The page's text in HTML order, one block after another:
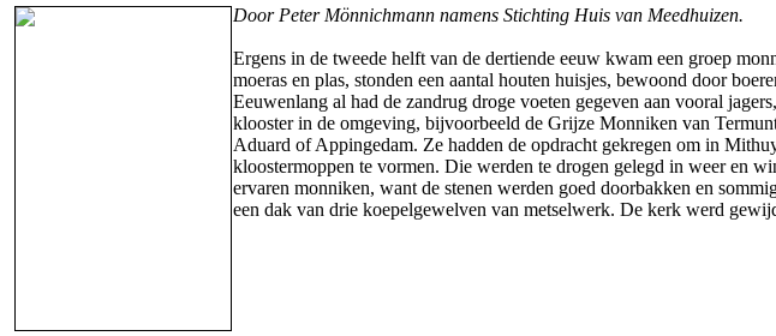
Door Peter Mönnichmann namens Stichting Huis van Meedhuizen.
Ergens in de tweede helft van de dertiende eeuw kwam een groep
moeras en plas, stonden een aantal houten huisjes, bewoond door
Eeuwenlang al had de zandrug droge voeten gegeven aan vooral
klooster in de omgeving, bijvoorbeeld de Grijze Monniken van
Aduard of Appingedam. Ze hadden de opdracht gekregen om in
kloostermoppen te vormen. Die werden te drogen gelegd in weer en
ervaren monniken, want de stenen werden goed doorbakken en
een dak van drie koepelgewelven van metselwerk. De kerk werd